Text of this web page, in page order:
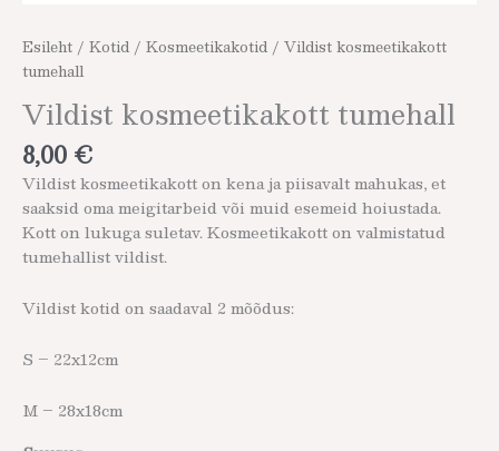
Esileht / Kotid / Kosmeetikakotid / Vildist kosmeetikakott
tumehall
Vildist kosmeetikakott tumehall
8,00 €
Vildist kosmeetikakott on kena ja piisavalt mahukas, et
saaksid oma meigitarbeid või muid esemeid hoiustada.
Kott on lukuga suletav. Kosmeetikakott on valmistatud
tumehallist vildist.
Vildist kotid on saadaval 2 mõõdus:
S – 22x12cm
M – 28x18cm